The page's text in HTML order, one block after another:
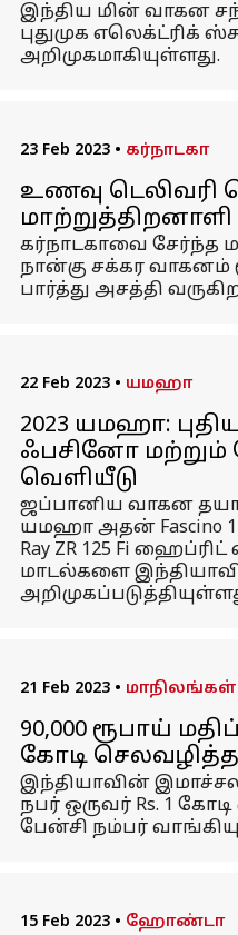
இந்திய மின் வாகன
புதுமுக எலெக்ட்ரிக்
அறிமுகமாகியுள்ளது.
23 Feb 2023 • கர்நாடகா
உணவு டெலிவரி
கர்நாடகாவை சேர்ந்த
நான்கு சக்கர வாகனம்
பார்த்து அசத்தி
22 Feb 2023 • யமஹா
2023 யமஹா:
ஃபசினோ மற்றும்
வெளியீடு
ஜப்பானிய வாகன
யமஹா அதன் Fascino
Ray ZR 125 Fi
மாடல்களை
21 Feb 2023 • மாநிலங்கள்
90,000 ரூபாய்
கோடி செலவழித்த
இந்தியாவின்
நபர் ஒருவர் Rs. 1
பேன்சி நம்பர்
15 Feb 2023 • ஹோண்டா